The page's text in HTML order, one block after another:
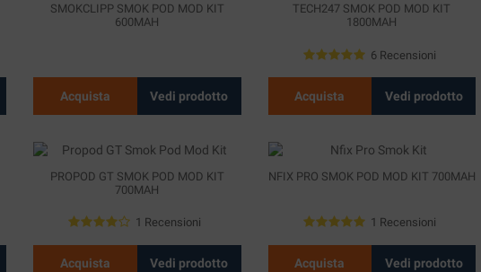
SMOKCLIPP SMOK POD MOD KIT
600MAH
Acquista Vedi prodotto
TECH247 SMOK POD MOD KIT
1800MAH
6 Recensioni
Acquista Vedi prodotto
PROPOD GT SMOK POD MOD KIT
700MAH
1 Recensioni
Acquista Vedi prodotto
NFIX PRO SMOK POD MOD KIT 700MAH
1 Recensioni
Acquista Vedi prodotto